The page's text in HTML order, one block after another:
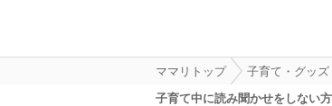
ママリトップ
子育て・グッズ
子育て中に読み聞かせをしない